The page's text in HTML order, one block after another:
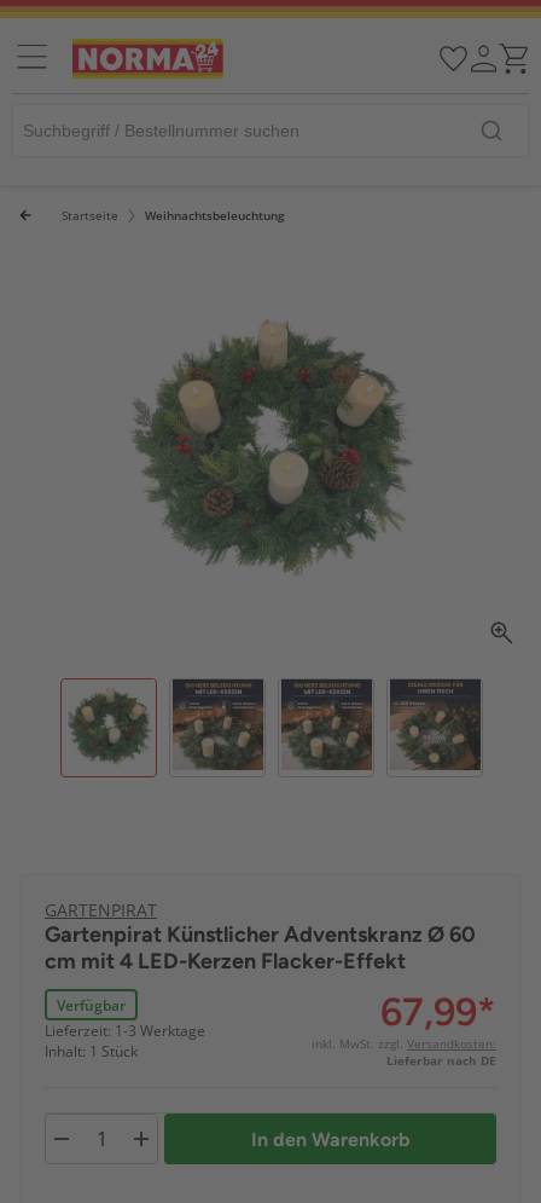
Startseite Weihnachtsbeleuchtung
GARTENPIRAT
Gartenpirat Künstlicher Adventskranz Ø 60
cm mit 4 LED-Kerzen Flacker-Effekt
Verfügbar
Lieferzeit: 1-3 Werktage
Inhalt: 1 Stück
67,99*
inkl. MwSt. zzgl. Versandkosten:
Lieferbar nach DE
In den Warenkorb